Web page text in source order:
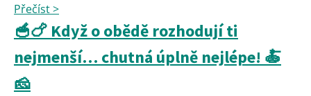
Přečíst >
🥣🍗 Když o obědě rozhodují ti
nejmenší… chutná úplně nejlépe! 🍝
🧀